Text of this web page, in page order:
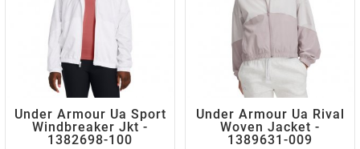
Under Armour Ua Sport
Windbreaker Jkt -
1382698-100
Under Armour Ua Rival
Woven Jacket -
1389631-009